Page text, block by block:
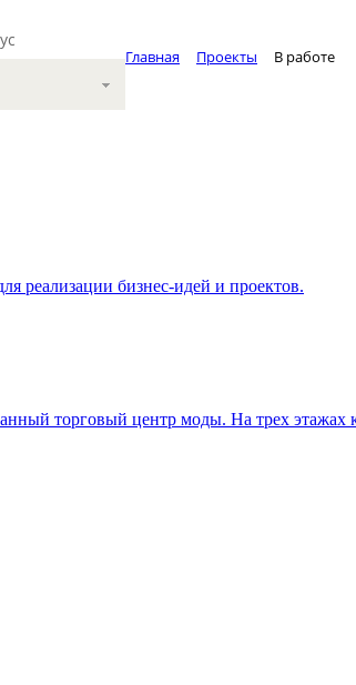
Главная Проекты В работе
реализации бизнес-идей и проектов.
торговый центр моды. На трех этажах